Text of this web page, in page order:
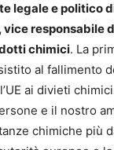
legale e politico
vice responsabile
chimici. La
al fallimento
ai divieti
e il nostro
chimiche più